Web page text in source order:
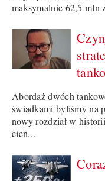
maksymalnie 62,5 mln
Abordaż dwóch
świadkami byliśmy na
nowy rozdział w
cien...